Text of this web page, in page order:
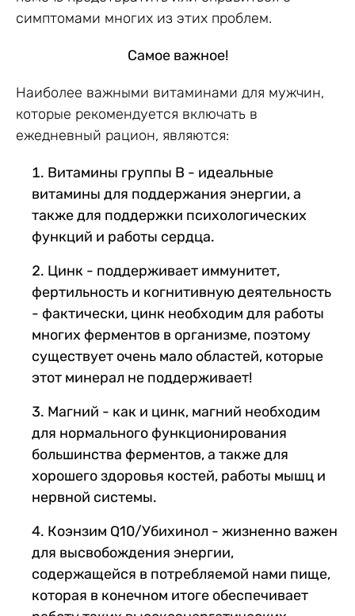
симптомами многих из этих проблем.
Самое важное!
Наиболее важными витаминами для мужчин,
которые рекомендуется включать в
ежедневный рацион, являются:
Витамины группы В - идеальные
витамины для поддержания энергии, а
также для поддержки психологических
функций и работы сердца.
Цинк - поддерживает иммунитет,
фертильность и когнитивную деятельность
- фактически, цинк необходим для работы
многих ферментов в организме, поэтому
существует очень мало областей, которые
этот минерал не поддерживает!
Магний - как и цинк, магний необходим
для нормального функционирования
большинства ферментов, а также для
хорошего здоровья костей, работы мышц и
нервной системы.
Коэнзим Q10/Убихинол - жизненно важен
для высвобождения энергии,
содержащейся в потребляемой нами пище,
которая в конечном итоге обеспечивает